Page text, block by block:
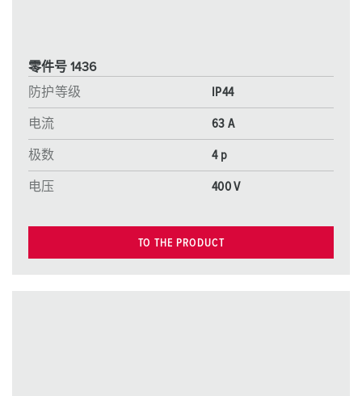
零件号 1436
防护等级
IP44
电流 63 A
极数 4 p
电压 400 V
TO THE PRODUCT